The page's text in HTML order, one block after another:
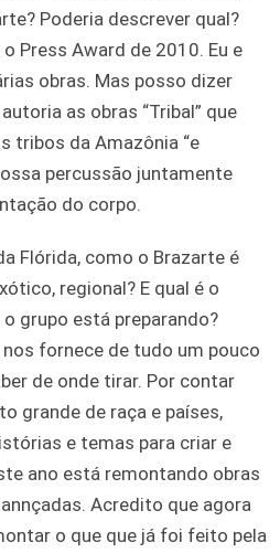
Poderia descrever qual?
Press Award de 2010. Eu e
obras. Mas posso dizer
as obras “Tribal” que
tribos da Amazônia “e
percussão juntamente
do corpo.
Flórida, como o Brazarte é
regional? E qual é o
grupo está preparando?
fornece de tudo um pouco
de onde tirar. Por contar
grande de raça e países,
e temas para criar e
ano está remontando obras
Acredito que agora
o que que já foi feito pela